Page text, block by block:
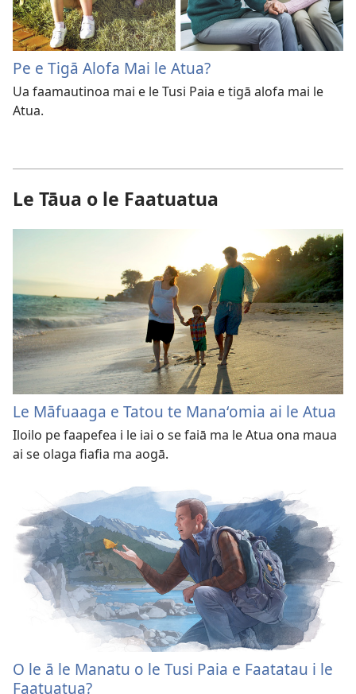
Pe e Tigā Alofa Mai le Atua?
Ua faamautinoa mai e le Tusi Paia e tigā alofa mai le
Atua.
Le Tāua o le Faatuatua
Le Māfuaaga e Tatou te Manaʻomia ai le Atua
Iloilo pe faapefea i le iai o se faiā ma le Atua ona maua
ai se olaga fiafia ma aogā.
O le ā le Manatu o le Tusi Paia e Faatatau i le
Faatuatua?